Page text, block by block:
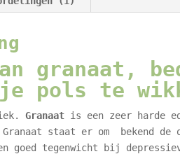
granaat,
je pols te
Granaat is een zeer harde
Granaat staat er om bekend
goed tegenwicht bij